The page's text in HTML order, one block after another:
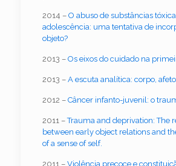
2014 – O abuso de substâncias
adolescência: uma tentativa de
objeto?
2013 – Os eixos do cuidado na
2013 – A escuta analítica: corpo,
2012 – Câncer infanto-juvenil: o
2011 –Trauma and deprivation: The
between early object relations and
of a sense of self.
2011 – Violência precoce e